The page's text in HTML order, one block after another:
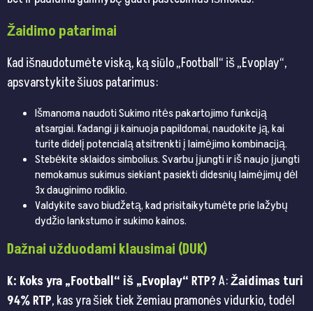
Žaidimo patarimai
Kad išnaudotumėte viską, ką siūlo „Football“ iš „Evoplay“,
apsvarstykite šiuos patarimus:
Išmanoma naudoti Sukimo ritės pakartojimo funkciją
atsargiai. Kadangi ji kainuoja papildomai, naudokite ją, kai
turite didelį potencialą atsitrenkti į laimėjimo kombinaciją.
Stebėkite sklaidos simbolius. Svarbu įjungti ir iš naujo įjungti
nemokamus sukimus siekiant pasiekti didesnių laimėjimų dėl
3x dauginimo rodiklio.
Valdykite savo biudžetą, kad prisitaikytumėte prie lažybų
dydžio lankstumo ir sukimo kainos.
Dažnai užduodami klausimai (DUK)
K: Koks yra „Football“ iš „Evoplay“ RTP?A:Žaidimas turi
94% RTP, kas yra šiek tiek žemiau pramonės vidurkio, todėl